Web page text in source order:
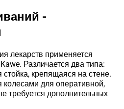
-
лекарств применяется
Различается два типа:
крепящаяся на стене.
колесами для оперативной,
требуется дополнительных